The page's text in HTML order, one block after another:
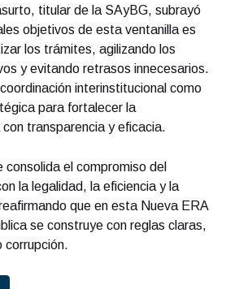
titular de la SAyBG, subrayó
objetivos de esta ventanilla es
los trámites, agilizando los
y evitando retrasos innecesarios.
interinstitucional como
para fortalecer la
transparencia y eficacia.
el compromiso del
la legalidad, la eficiencia y la
que en esta Nueva ERA
se construye con reglas claras,
corrupción.